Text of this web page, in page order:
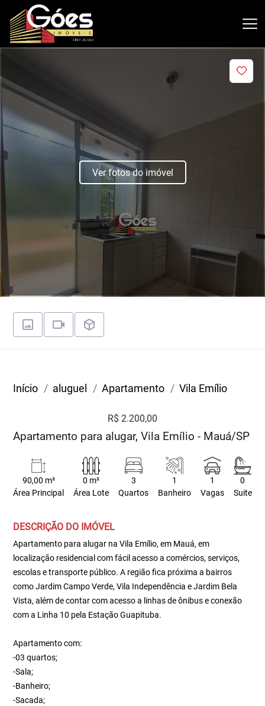
Ver fotos do imóvel
Início aluguel Apartamento Vila Emílio
R$ 2.200,00
Apartamento para alugar, Vila Emílio - Mauá/SP
90,00 m²
Área Principal
0 m²
Área Lote
3
Quartos
1
Banheiro
1
Vagas
0
Suite
DESCRIÇÃO DO IMÓVEL
Apartamento para alugar na Vila Emílio, em Mauá, em
localização residencial com fácil acesso a comércios, serviços,
escolas e transporte público. A região fica próxima a bairros
como Jardim Campo Verde, Vila Independência e Jardim Bela
Vista, além de contar com acesso a linhas de ônibus e conexão
com a Linha 10 pela Estação Guapituba.
Apartamento com:
-03 quartos;
-Sala;
-Banheiro;
-Sacada;